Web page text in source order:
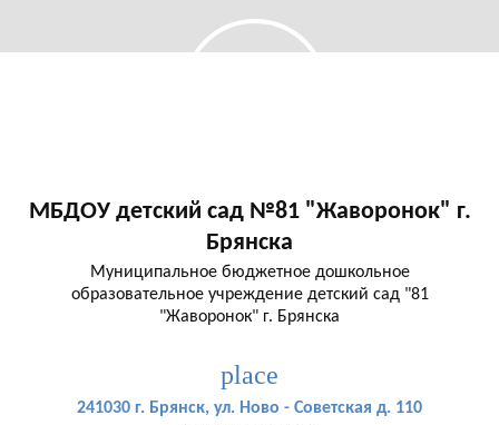
МБДОУ детский сад №81 "Жаворонок" г.
Брянска
Муниципальное бюджетное дошкольное
образовательное учреждение детский сад "81
"Жаворонок" г. Брянска
place
241030 г. Брянск, ул. Ново - Советская д. 110